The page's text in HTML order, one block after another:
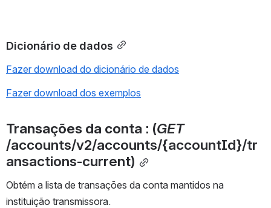
Dicionário de dados
Fazer download do dicionário de dados
Fazer download dos exemplos
Transações da conta : (
GET
/accounts/v2/accounts/{accountId}/tr
ansactions-current)
Obtém a lista de transações da conta mantidos na
instituição transmissora.